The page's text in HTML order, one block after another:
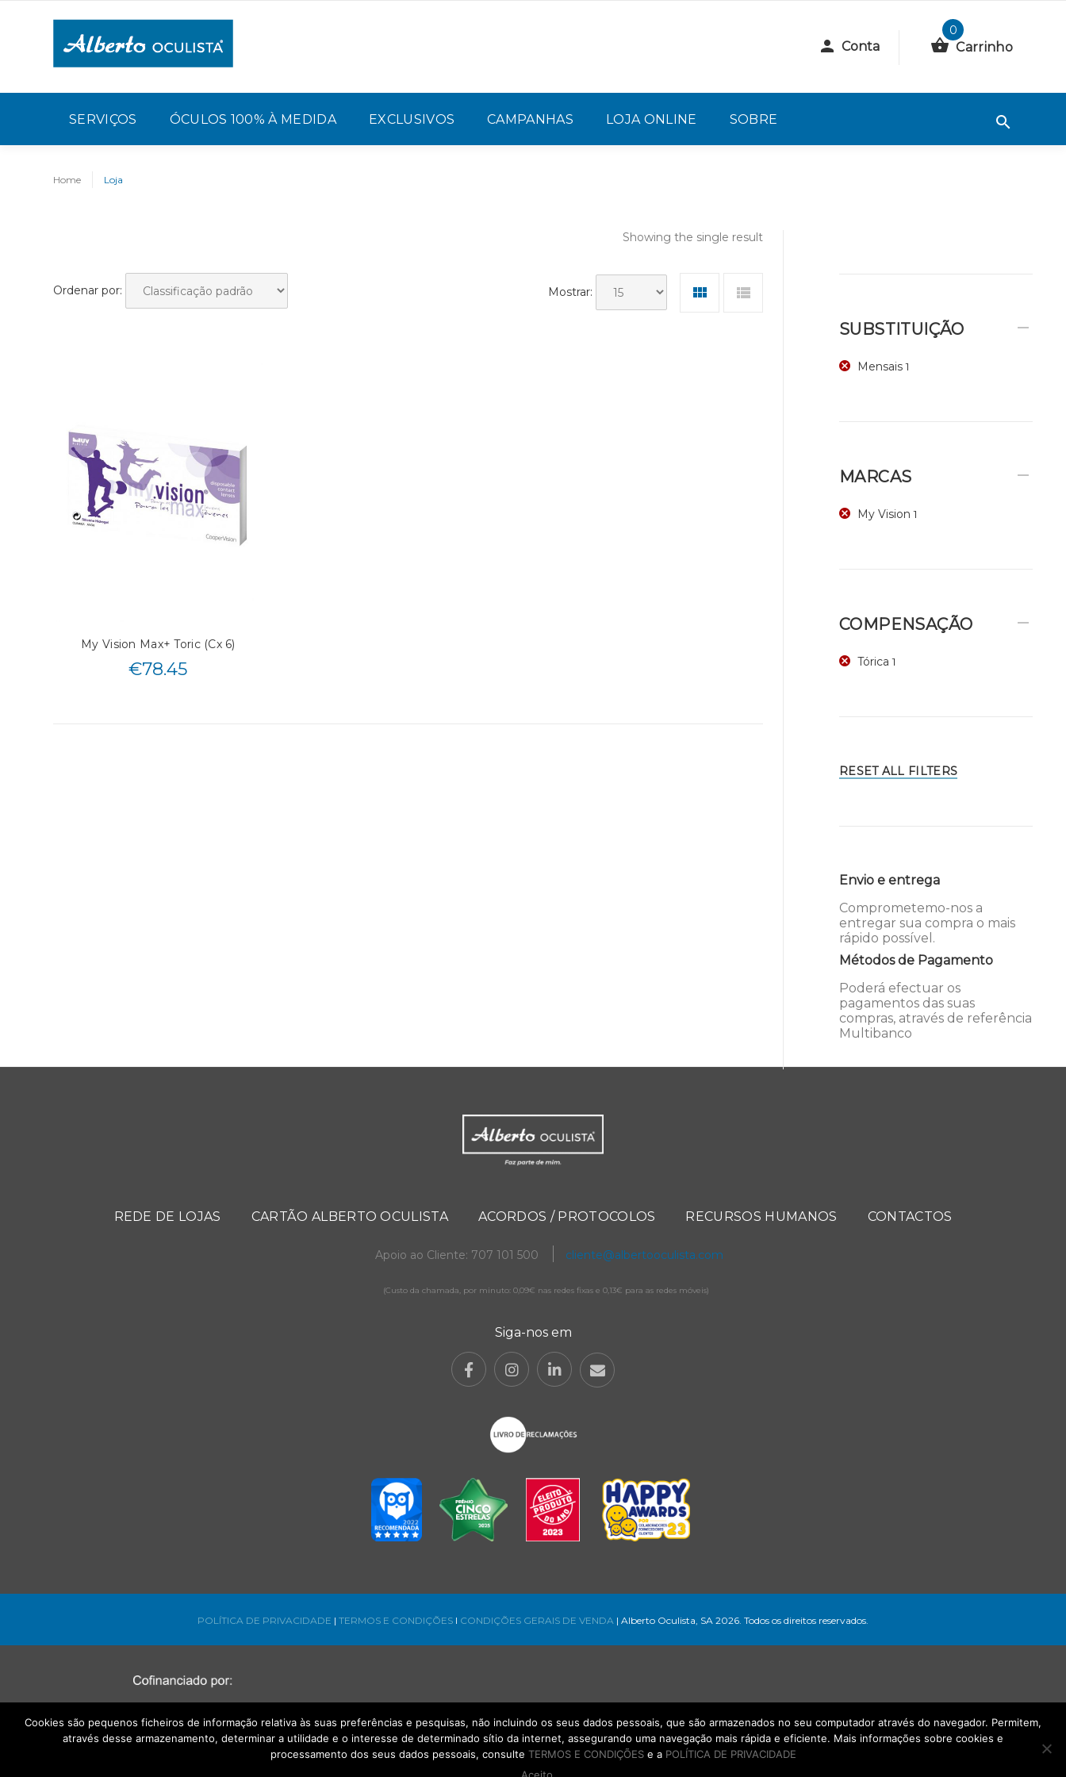
Conta
0
Carrinho
SERVIÇOS ÓCULOS 100% À MEDIDA EXCLUSIVOS CAMPANHAS LOJA ONLINE SOBRE
Home Loja
Showing the single result
Ordenar por: Mostrar:
My Vision Max+ Toric (Cx 6)
€78.45
SUBSTITUIÇÃO
Mensais 1
MARCAS
My Vision 1
COMPENSAÇÃO
Tórica 1
RESET ALL FILTERS
Envio e entrega
Comprometemo-nos a
entregar sua compra o mais
rápido possível.
Métodos de Pagamento
Poderá efectuar os
pagamentos das suas
compras, através de referência
Multibanco
REDE DE LOJAS CARTÃO ALBERTO OCULISTA ACORDOS / PROTOCOLOS RECURSOS HUMANOS CONTACTOS
Apoio ao Cliente: 707 101 500 cliente@albertooculista.com
(Custo da chamada, por minuto: 0,09€ nas redes fixas e 0,13€ para as redes móveis)
Siga-nos em
POLÍTICA DE PRIVACIDADE | TERMOS E CONDIÇÕES l CONDIÇÕES GERAIS DE VENDA | Alberto Oculista, SA 2026. Todos os direitos reservados.
Cookies são pequenos ficheiros de informação relativa às suas preferências e pesquisas, não incluindo os seus dados pessoais, que são armazenados no seu computador através do navegador. Permitem,
através desse armazenamento, determinar a utilidade e o interesse de determinado sítio da internet, assegurando uma navegação mais rápida e eficiente. Mais informações sobre cookies e
processamento dos seus dados pessoais, consulte TERMOS E CONDIÇÕESe a POLÍTICA DE PRIVACIDADE